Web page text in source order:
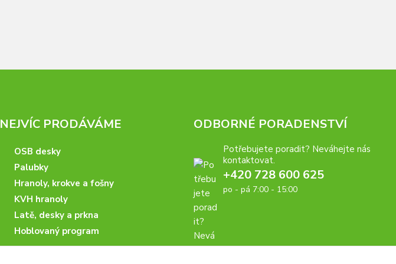
NEJVÍC PRODÁVÁME
OSB desky
Palubky
Hranoly, krokve a fošny
KVH hranoly
Latě, desky a prkna
Hoblovaný program
ODBORNÉ PORADENSTVÍ
Potřebujete poradit? Neváhejte nás
kontaktovat.
+420 728 600 625
po - pá 7:00 - 15:00